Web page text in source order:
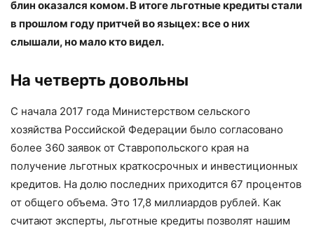
блин оказался комом. В итоге льготные кредиты стали
в прошлом году притчей во языцех: все о них
слышали, но мало кто видел.
На четверть довольны
С начала 2017 года Министерством сельского
хозяйства Российской Федерации было согласовано
более 360 заявок от Ставропольского края на
получение льготных краткосрочных и инвестиционных
кредитов. На долю последних приходится 67 процентов
от общего объема. Это 17,8 миллиардов рублей. Как
считают эксперты, льготные кредиты позволят нашим